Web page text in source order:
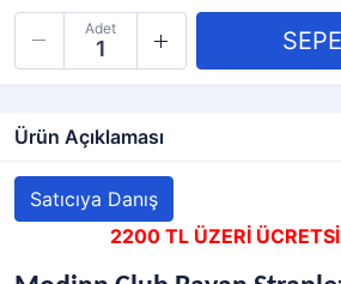
Adet
Ürün Açıklaması
Satıcıya Danış
2200 TL ÜZERİ ÜCRETSİZ